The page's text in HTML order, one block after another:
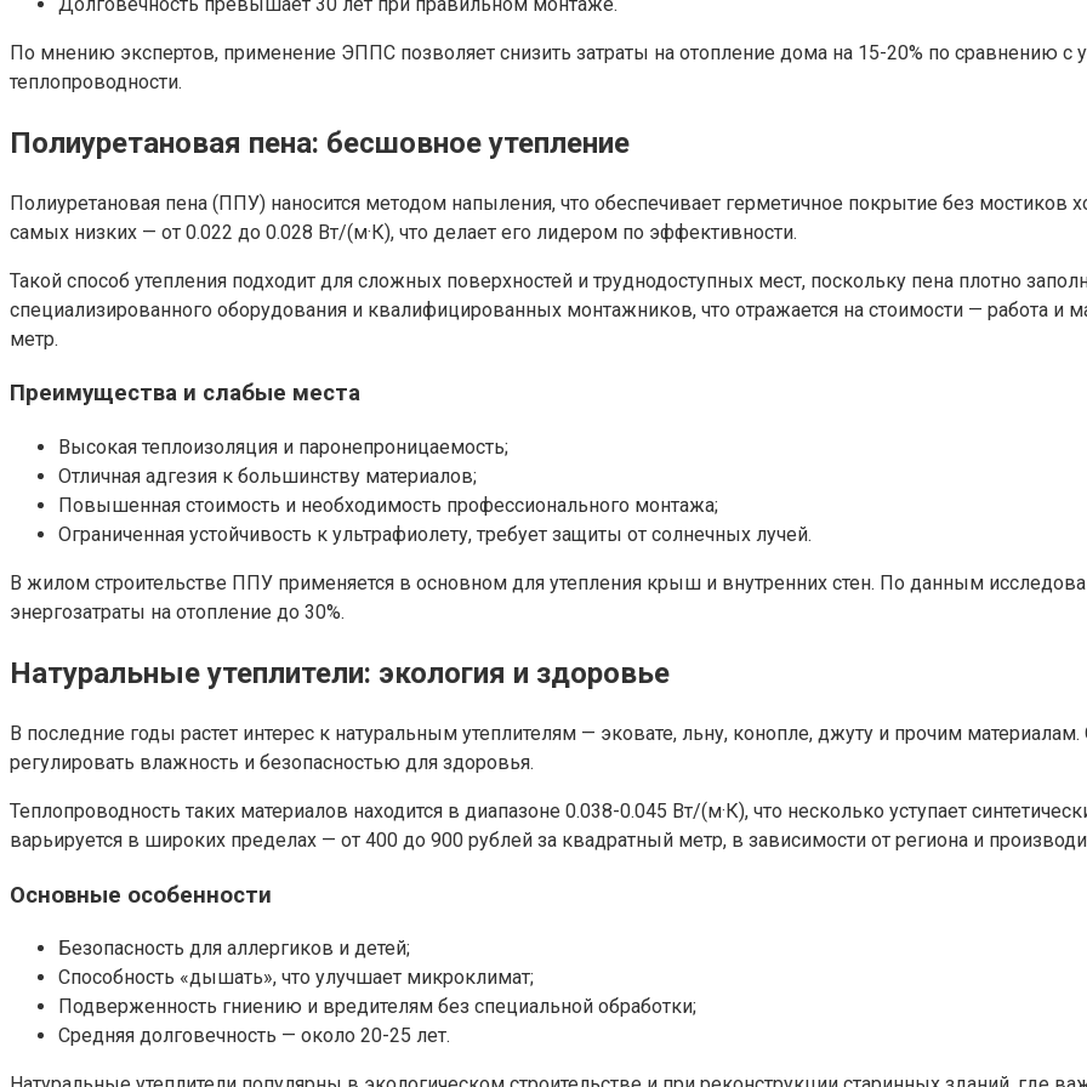
По мнению экспертов, применение ЭППС позволяет снизить затраты на отопление дома на 15-20% по сравнению
теплопроводности.
Полиуретановая пена: бесшовное утепление
Полиуретановая пена (ППУ) наносится методом напыления, что обеспечивает герметичное покрытие без
самых низких — от 0.022 до 0.028 Вт/(м·К), что делает его лидером по эффективности.
Такой способ утепления подходит для сложных поверхностей и труднодоступных мест, поскольку пена плотно
специализированного оборудования и квалифицированных монтажников, что отражается на стоимости — работа и
метр.
Преимущества и слабые места
Высокая теплоизоляция и паронепроницаемость;
Отличная адгезия к большинству материалов;
Повышенная стоимость и необходимость профессионального монтажа;
Ограниченная устойчивость к ультрафиолету, требует защиты от солнечных лучей.
В жилом строительстве ППУ применяется в основном для утепления крыш и внутренних стен. По данным
энергозатраты на отопление до 30%.
Натуральные утеплители: экология и здоровье
В последние годы растет интерес к натуральным утеплителям — эковате, льну, конопле, джуту и прочим
регулировать влажность и безопасностью для здоровья.
Теплопроводность таких материалов находится в диапазоне 0.038-0.045 Вт/(м·К), что несколько уступает
варьируется в широких пределах — от 400 до 900 рублей за квадратный метр, в зависимости от региона и
Основные особенности
Безопасность для аллергиков и детей;
Способность «дышать», что улучшает микроклимат;
Подверженность гниению и вредителям без специальной обработки;
Средняя долговечность — около 20-25 лет.